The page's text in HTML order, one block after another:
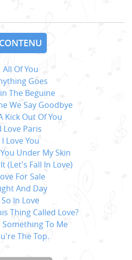
CONTENU
All Of You
Goes
The Beguine
We Say Goodbye
Kick Out Of You
I Love Paris
I Love You
Under My Skin
(Let's Fall In Love)
For Sale
And Day
So In Love
Thing Called Love?
Something To Me
The Top.